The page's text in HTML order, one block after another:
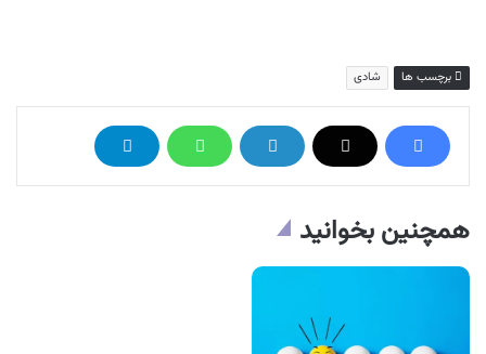
برچسب ها شادی
همچنین بخوانید